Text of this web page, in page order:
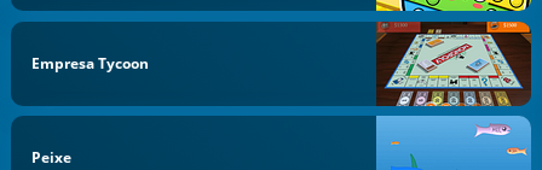
Empresa Tycoon
Peixe